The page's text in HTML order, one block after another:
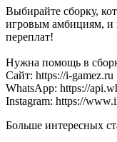
Выбирайте сборку,
игровым амбициям, и
переплат!
Нужна помощь в
Сайт: https://i-gamez.ru
WhatsApp: https://
Instagram: https://
Больше интересных